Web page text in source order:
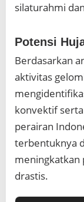
silaturahmi
Potensi
Berdasarkan
aktivitas
konvektif
perairan
terbentuknya
meningkatkan
drastis.